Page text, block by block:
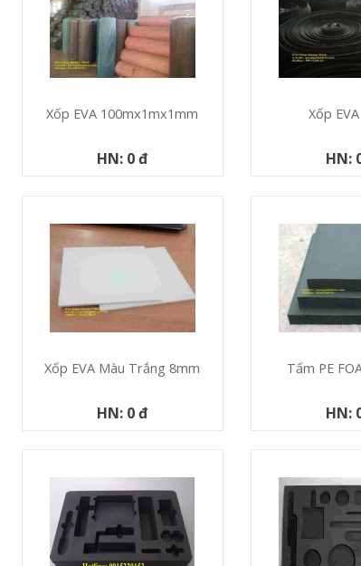
Xốp EVA 100mx1mx1mm
HN: 0 đ
Xốp
HN:
Xốp EVA Màu Trắng 8mm
HN: 0 đ
Tấm PE
HN: